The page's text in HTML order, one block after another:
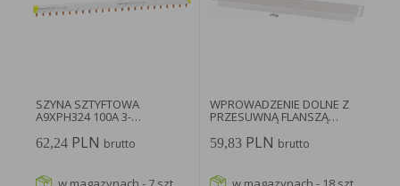
SZYNA SZTYFTOWA
A9XPH324 100A 3-
62,24PLN brutto
WPROWADZENIE DOLNE Z
PRZESUWNĄ FLANSZĄ
XSPBAC0802...
59,83 PLN brutto